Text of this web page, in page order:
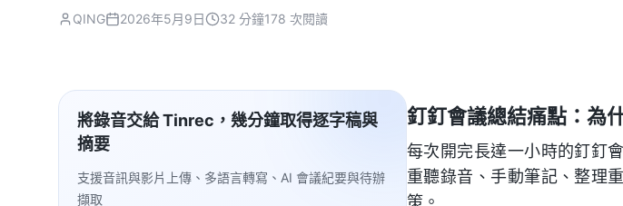
QING 2026年5月9日 32 分鐘178 次閱讀
將錄音交給 Tinrec，幾分鐘取得逐字稿與
摘要
支援音訊與影片上傳、多語言轉寫、AI 會議紀要與待辦
擷取
釘釘會議總結痛點：為
每次開完長達一小時的釘釘
重聽錄音、手動筆記、整理
策。